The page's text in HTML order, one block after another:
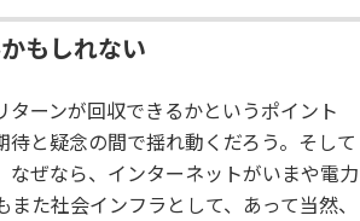
もしれない
ーンが回収できるかというポイント
と疑念の間で揺れ動くだろう。そして
ぜなら、インターネットがいまや電力
た社会インフラとして、あって当然、